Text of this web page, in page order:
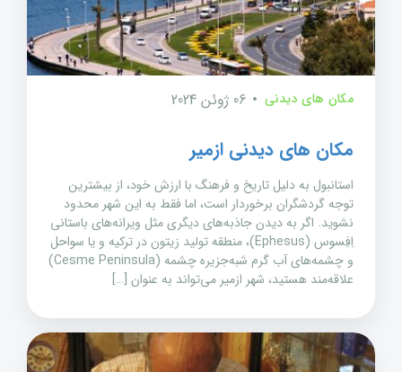
مکان های دیدنی 06 ژوئن 2024
مکان های دیدنی ازمیر
استانبول به دلیل تاریخ و فرهنگ با ارزش خود، از بیشترین
توجه گردشگران برخوردار است، اما فقط به این شهر محدود
نشوید. اگر به دیدن جاذبه‌های دیگری مثل ویرانه‌های باستانی
اِفِسوس (Ephesus)، منطقه تولید زیتون در ترکیه و یا سواحل
و چشمه‌های آب گرم شبه‌جزیره چشمه (Cesme Peninsula)
علاقه‌مند هستید، شهر ازمیر می‌تواند به عنوان […]